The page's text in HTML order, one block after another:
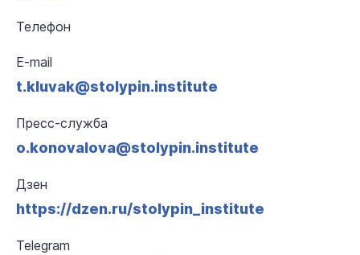
Телефон
E-mail
t.kluvak@stolypin.institute
Пресс-служба
o.konovalova@stolypin.institute
Дзен
https://dzen.ru/stolypin_institute
Telegram